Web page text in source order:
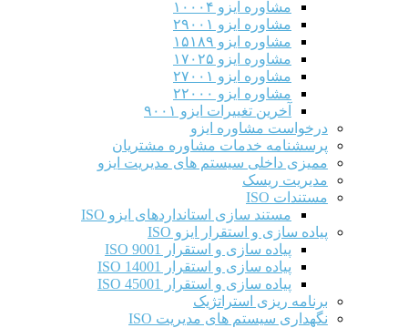
مشاوره ایزو ۱۰۰۰۴
مشاوره ایزو ۲۹۰۰۱
مشاوره ایزو ۱۵۱۸۹
مشاوره ایزو ۱۷۰۲۵
مشاوره ایزو ۲۷۰۰۱
مشاوره ایزو ۲۲۰۰۰
آخرین تغییرات ایزو ۹۰۰۱
درخواست مشاوره ایزو
پرسشنامه خدمات مشاوره مشتریان
ممیزی داخلی سیستم های مدیریت ایزو
مدیریت ریسک
مستندات ISO
مستند سازی استانداردهای ایزو ISO
پیاده سازی و استقرار ایزو ISO
پیاده سازی و استقرار ISO 9001​
پیاده سازی و استقرار ISO 14001
پیاده سازی و استقرار ISO 45001
برنامه ریزی استراتژیک
نگهداری سیستم های مدیریت ISO